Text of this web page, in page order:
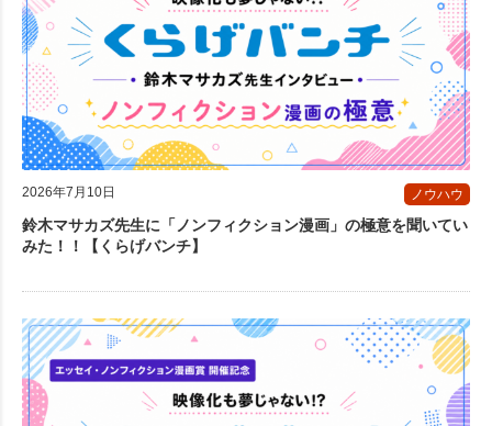
2026年7月10日 ノウハウ
鈴木マサカズ先生に「ノンフィクション漫画」の極意を聞いてい
みた！！【くらげバンチ】